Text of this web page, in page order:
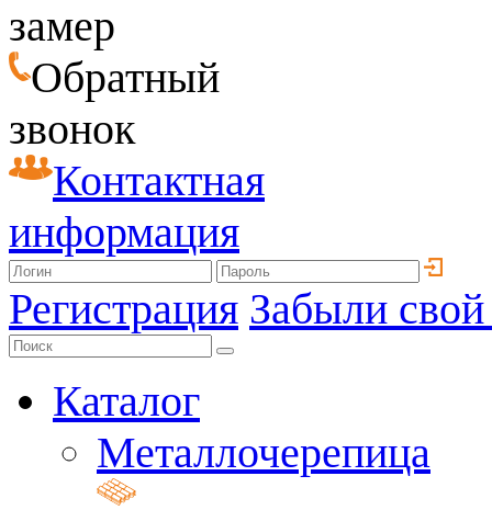
замер
Обратный
звонок
Контактная
информация
Регистрация Забыли
Каталог
Металлочерепица